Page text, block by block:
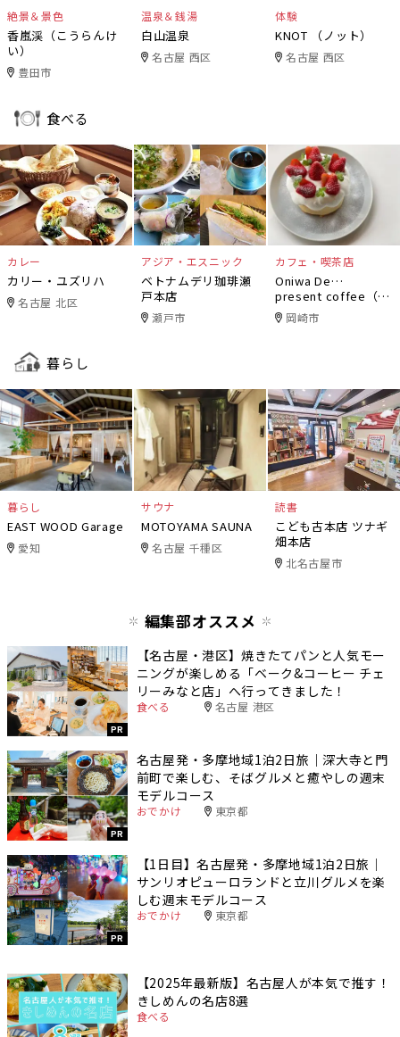
絶景＆景色
香嵐渓（こうらんけ
い）
豊田市
温泉＆銭湯
白山温泉
名古屋 西区
体験
KNOT （ノット）
名古屋 西区
食べる
カレー
カリー・ユズリハ
名古屋 北区
アジア・エスニック
ベトナムデリ珈琲瀬
戸本店
瀬戸市
カフェ・喫茶店
Oniwa De…
present coffee（オ
ニワデ）
岡崎市
暮らし
暮らし
EAST WOOD Garage
愛知
サウナ
MOTOYAMA SAUNA
名古屋 千種区
読書
こども古本店 ツナギ
畑本店
北名古屋市
編集部オススメ
PR
【名古屋・港区】焼きたてパンと人気モー
ニングが楽しめる「ベーク&コーヒー チェ
リーみなと店」へ行ってきました！
食べる 名古屋 港区
PR
名古屋発・多摩地域1泊2日旅｜深大寺と門
前町で楽しむ、そばグルメと癒やしの週末
モデルコース
おでかけ 東京都
PR
【1日目】名古屋発・多摩地域1泊2日旅｜
サンリオピューロランドと立川グルメを楽
しむ週末モデルコース
おでかけ 東京都
【2025年最新版】名古屋人が本気で推す！
きしめんの名店8選
食べる